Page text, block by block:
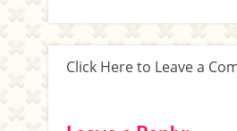
Click Here to Leave a